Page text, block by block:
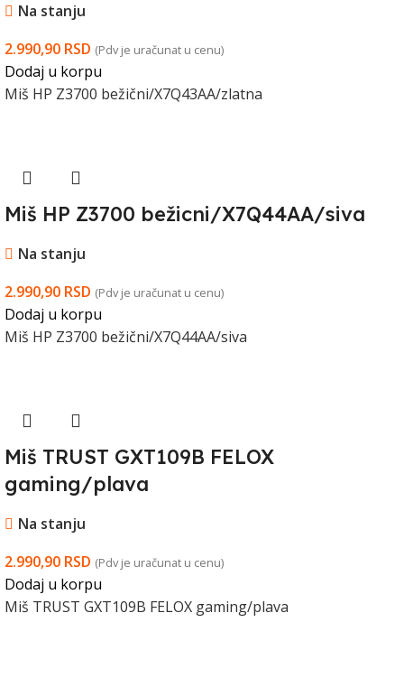
Na stanju
2.990,90 RSD (Pdv je uračunat u cenu)
Dodaj u korpu
Miš HP Z3700 bežični/X7Q43AA/zlatna
Miš HP Z3700 bežicni/X7Q44AA/siva
Na stanju
2.990,90 RSD (Pdv je uračunat u cenu)
Dodaj u korpu
Miš HP Z3700 bežični/X7Q44AA/siva
Miš TRUST GXT109B FELOX
gaming/plava
Na stanju
2.990,90 RSD (Pdv je uračunat u cenu)
Dodaj u korpu
Miš TRUST GXT109B FELOX gaming/plava